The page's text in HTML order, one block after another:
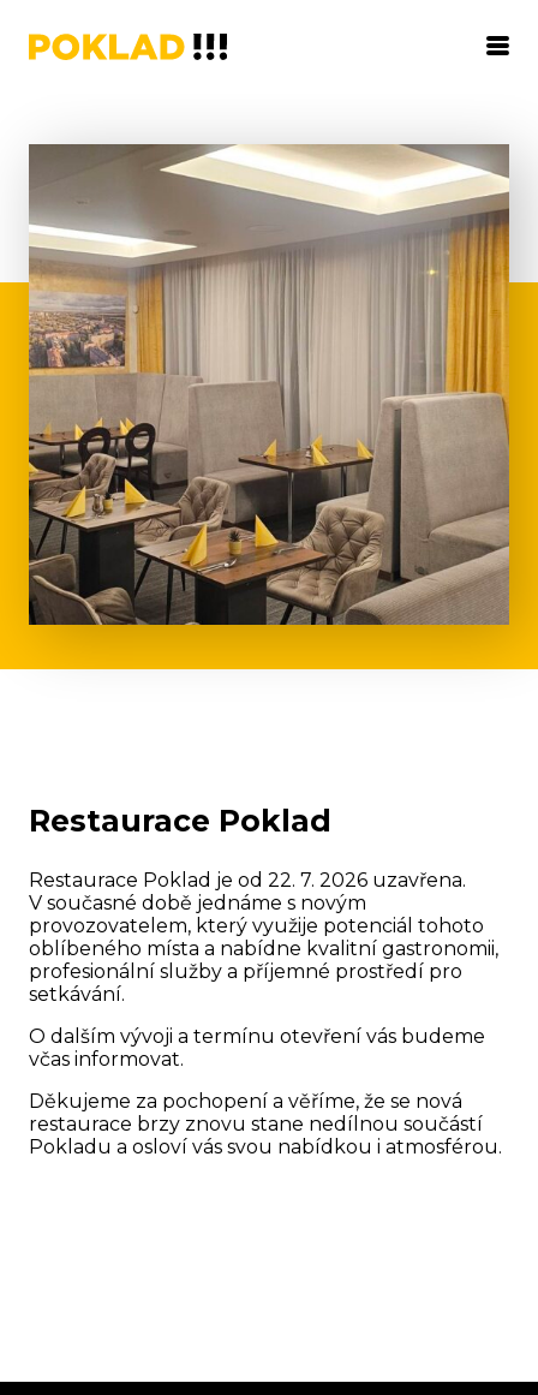
Restaurace Poklad
Restaurace Poklad je od 22. 7. 2026 uzavřena.
V současné době jednáme s novým
provozovatelem, který využije potenciál tohoto
oblíbeného místa a nabídne kvalitní gastronomii,
profesionální služby a příjemné prostředí pro
setkávání.
O dalším vývoji a termínu otevření vás budeme
včas informovat.
Děkujeme za pochopení a věříme, že se nová
restaurace brzy znovu stane nedílnou součástí
Pokladu a osloví vás svou nabídkou i atmosférou.